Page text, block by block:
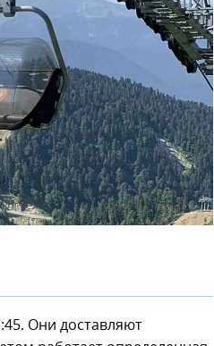
Они доставляют